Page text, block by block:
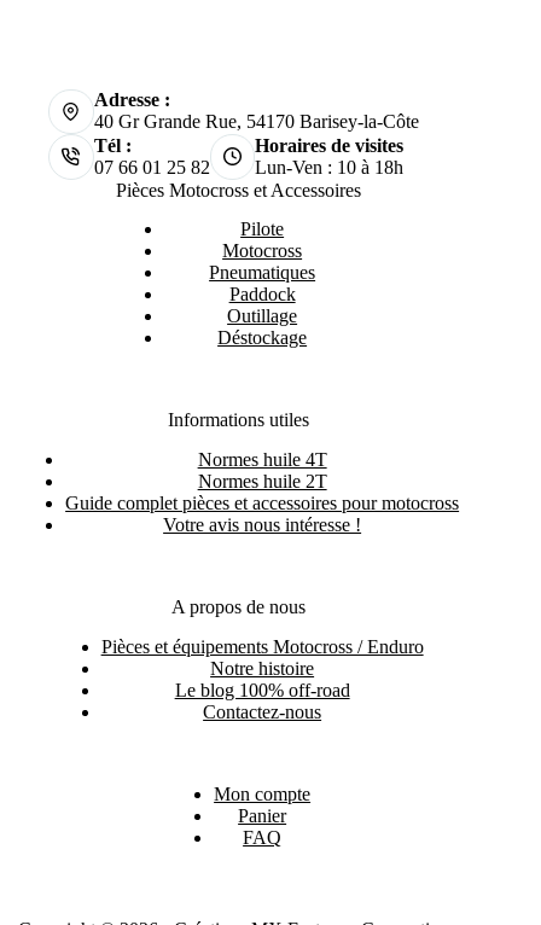
Adresse :
40 Gr Grande Rue, 54170 Barisey-la-Côte
Tél :
07 66 01 25 82
Horaires de visites
Lun-Ven : 10 à 18h
Pièces Motocross et Accessoires
Pilote
Motocross
Pneumatiques
Paddock
Outillage
Déstockage
Informations utiles
Normes huile 4T
Normes huile 2T
Guide complet pièces et accessoires pour motocross
Votre avis nous intéresse !
A propos de nous
Pièces et équipements Motocross / Enduro
Notre histoire
Le blog 100% off-road
Contactez-nous
Mon compte
Panier
FAQ